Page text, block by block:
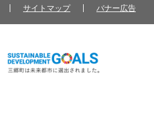
サイトマップ バナー広告